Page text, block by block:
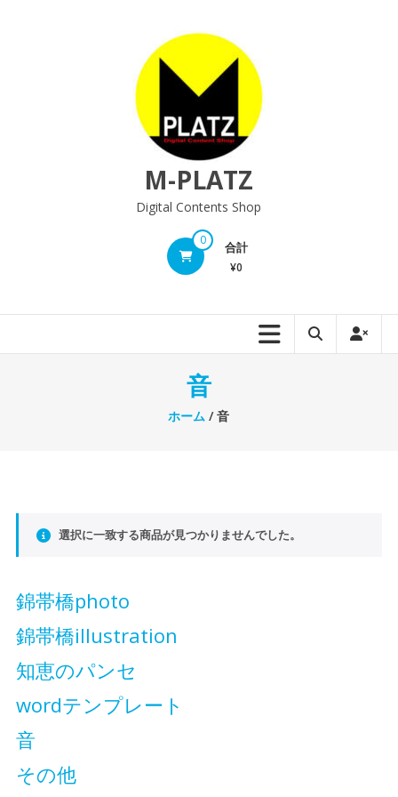
M-PLATZ
Digital Contents Shop
0 合計
¥0
音
ホーム / 音
選択に一致する商品が見つかりませんでした。
錦帯橋photo
錦帯橋illustration
知恵のパンセ
wordテンプレート
音
その他